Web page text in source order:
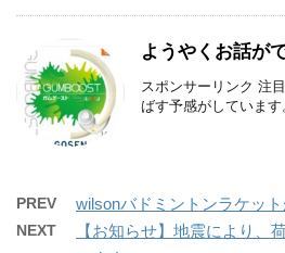
ようやくお話が
スポンサーリンク 注
ばす予感がしていま
PREV wilsonバドミントンラケット
NEXT
【お知らせ】地震により、